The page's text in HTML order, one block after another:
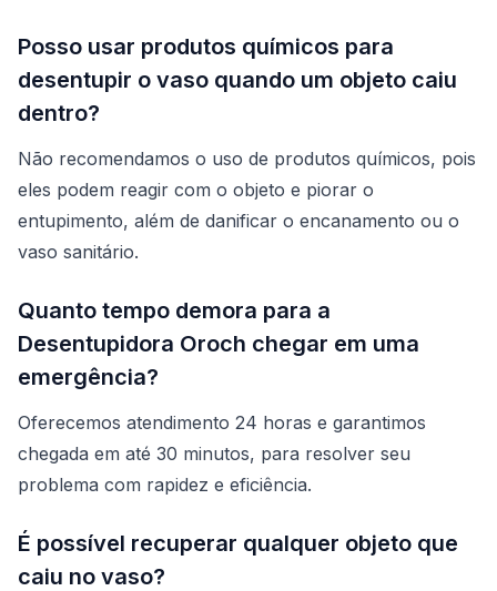
Posso usar produtos químicos para
desentupir o vaso quando um objeto caiu
dentro?
Não recomendamos o uso de produtos químicos, pois
eles podem reagir com o objeto e piorar o
entupimento, além de danificar o encanamento ou o
vaso sanitário.
Quanto tempo demora para a
Desentupidora Oroch chegar em uma
emergência?
Oferecemos atendimento 24 horas e garantimos
chegada em até 30 minutos, para resolver seu
problema com rapidez e eficiência.
É possível recuperar qualquer objeto que
caiu no vaso?